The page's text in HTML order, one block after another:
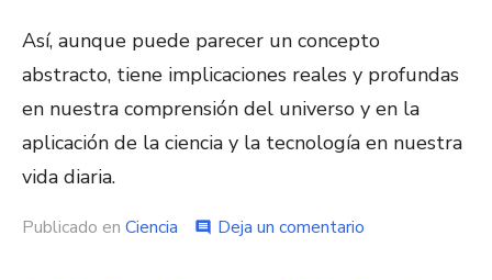
Así, aunque puede parecer un concepto
abstracto, tiene implicaciones reales y profundas
en nuestra comprensión del universo y en la
aplicación de la ciencia y la tecnología en nuestra
vida diaria.
Publicado en Ciencia comment Deja un comentario